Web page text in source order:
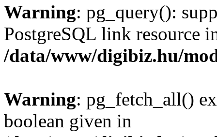
Warning: pg_query():
PostgreSQL link resource
/data/www/digibiz.hu/
Warning: pg_fetch_all()
boolean given in